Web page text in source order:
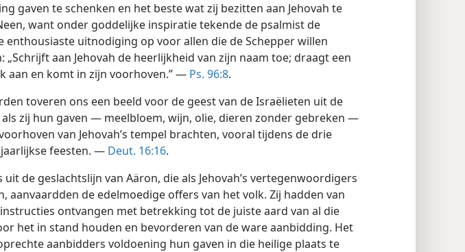
gaven te schenken en het beste wat zij bezitten aan Jehovah te
want onder goddelijke inspiratie tekende de psalmist de
enthousiaste uitnodiging op voor allen die de Schepper willen
„Schrijft aan Jehovah de heerlijkheid van zijn naam toe; draagt een
aan en komt in zijn voorhoven.” — Ps. 96:8.
toveren ons een beeld voor de geest van de Israëlieten uit de
zij hun gaven — meelbloem, wijn, olie, dieren zonder gebreken —
van Jehovah’s tempel brachten, vooral tijdens de drie
feesten. — Deut. 16:16.
uit de geslachtslijn van Aäron, die als Jehovah’s vertegenwoordigers
aanvaardden de edelmoedige offers van het volk. Zij hadden van
instructies ontvangen met betrekking tot de juiste aard van al die
het in stand houden en bevorderen van de ware aanbidding. Het
aanbidders voldoening hun gaven in die heilige plaats te